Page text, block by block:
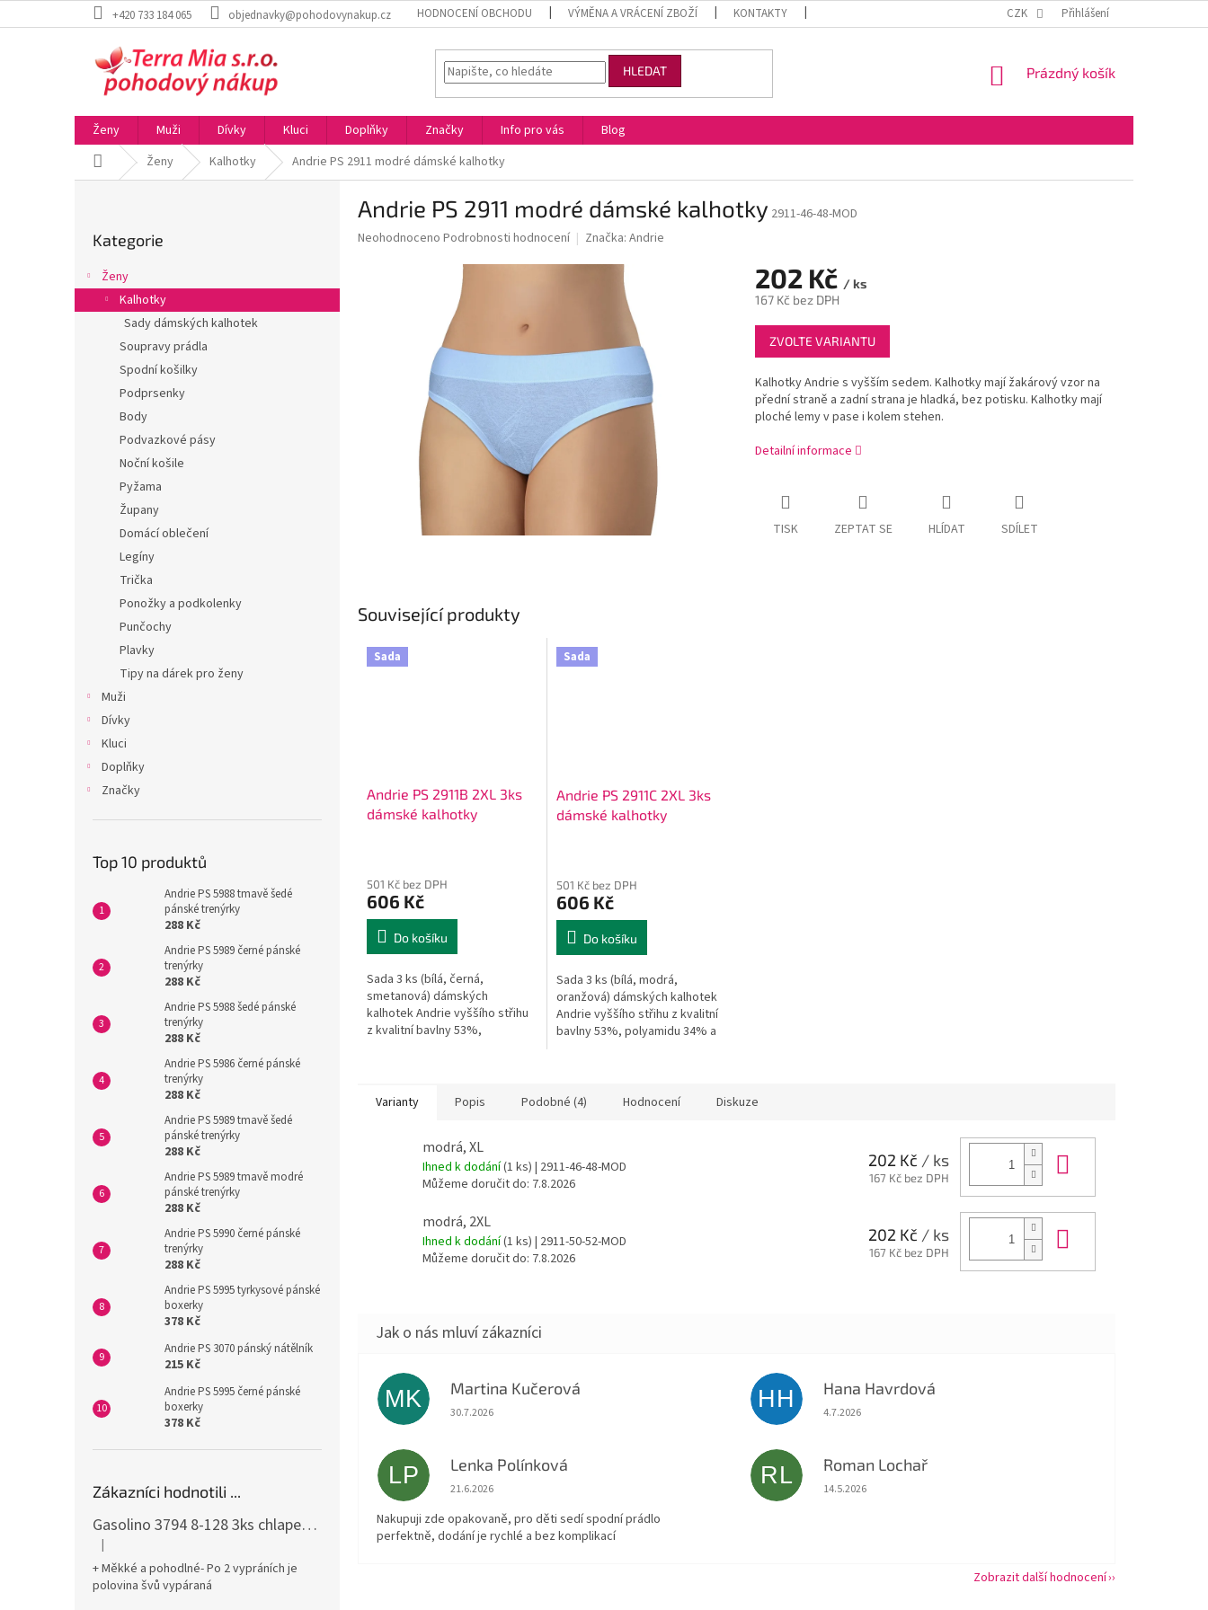
na
+420 733 184 065 objednavky@pohodovynakup.cz HODNOCENÍ OBCHODU VÝMĚNA A VRÁCENÍ ZBOŽÍ KONTAKTY OBCHODNÍ PODMÍNKY VELKOOBCHOD
CZK Přihlášení
HLEDAT
NÁKUPNÍ
Prázdný košík
Ženy Muži Dívky Kluci Doplňky Značky Info pro vás
Blog
Domů Ženy Kalhotky Andrie PS 2911 modré dámské kalhotky
a
n
kategorie
Kategorie
Ženy
Kalhotky
Sady dámských kalhotek
Soupravy prádla
Spodní košilky
Podprsenky
Body
Podvazkové pásy
Noční košile
Pyžama
Župany
Domácí oblečení
Legíny
Trička
Ponožky a podkolenky
Punčochy
Plavky
Tipy na dárek pro ženy
Muži
Dívky
Kluci
Doplňky
Značky
Top 10 produktů
Andrie PS 5988 tmavě šedé
pánské trenýrky
288 Kč
Andrie PS 5989 černé pánské
trenýrky
288 Kč
Andrie PS 5988 šedé pánské
trenýrky
288 Kč
Andrie PS 5986 černé pánské
trenýrky
288 Kč
Andrie PS 5989 tmavě šedé
pánské trenýrky
288 Kč
Andrie PS 5989 tmavě modré
pánské trenýrky
288 Kč
Andrie PS 5990 černé pánské
trenýrky
288 Kč
Andrie PS 5995 tyrkysové pánské
boxerky
378 Kč
Andrie PS 3070 pánský nátělník
215 Kč
Andrie PS 5995 černé pánské
boxerky
378 Kč
Zákazníci hodnotili ...
Gasolino 3794 8-128 3ks chlapecké boxerky
Hodnocení produktu je 3 z 5 hvězdiček.
|
+ Měkké a pohodlné- Po 2 vypráních je
polovina švů vypáraná
Andrie PS 2911 modré dámské kalhotky 2911-46-48-MOD
Průměrné
Neohodnoceno Podrobnosti hodnocení Značka: Andrie
202 Kč / ks
167 Kč bez DPH
Měrná
cena:
ZVOLTE VARIANTU
Kalhotky Andrie s vyšším sedem. Kalhotky mají žakárový vzor na
přední straně a zadní strana je hladká, bez potisku. Kalhotky mají
ploché lemy v pase i kolem stehen.
Detailní informace
TISK ZEPTAT SE HLÍDAT SDÍLET
Související produkty
Sada
Andrie PS 2911B 2XL 3ks
dámské kalhotky
501 Kč bez DPH
606 Kč
Do košíku
Sada 3 ks (bílá, černá,
smetanová) dámských
kalhotek Andrie vyššího střihu
z kvalitní bavlny 53%,
Sada
Andrie PS 2911C 2XL 3ks
dámské kalhotky
501 Kč bez DPH
606 Kč
Do košíku
Sada 3 ks (bílá, modrá,
oranžová) dámských kalhotek
Andrie vyššího střihu z kvalitní
bavlny 53%, polyamidu 34% a
Varianty Popis Podobné (4) Hodnocení Diskuze
modrá, XL
Ihned k dodání(1 ks) | 2911-46-48-MOD
Můžeme doručit do: 7.8.2026
202 Kč / ks
167 Kč bez DPH
modrá, 2XL
Ihned k dodání(1 ks) | 2911-50-52-MOD
Můžeme doručit do: 7.8.2026
202 Kč / ks
167 Kč bez DPH
MK Martina Kučerová
Hodnocení obchodu je 5 z 5 hvězdiček.
30.7.2026
HH Hana Havrdová
Hodnocení obchodu je 5 z 5 hvězdiček.
4.7.2026
LP Lenka Polínková
Hodnocení obchodu je 5 z 5 hvězdiček.
21.6.2026
Nakupuji zde opakovaně, pro děti sedí spodní prádlo
perfektně, dodání je rychlé a bez komplikací
RL Roman Lochař
Hodnocení obchodu je 5 z 5 hvězdiček.
14.5.2026
Zobrazit další hodnocení